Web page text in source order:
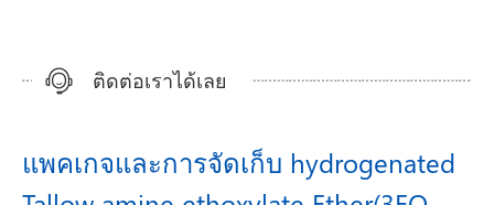
ติดต่อเราได้เลย
แพคเกจและการจัดเก็บ hydrogenated